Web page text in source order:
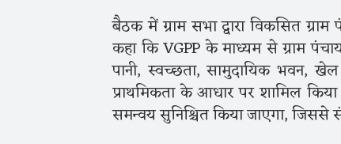
बैठक में ग्राम सभा द्वारा विकसित
कहा कि VGPP के माध्यम से ग्राम
पानी, स्वच्छता, सामुदायिक भवन,
प्राथमिकता के आधार पर शामिल किया
समन्वय सुनिश्चित किया जाएगा, जिससे